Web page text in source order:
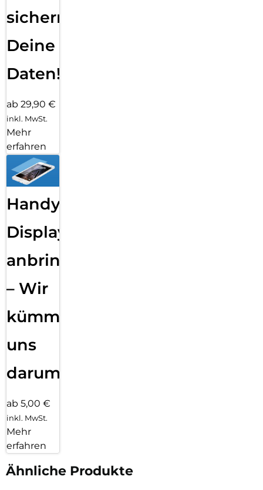
sichern
Deine
Daten!
ab 29,90 €
inkl. MwSt.
Mehr
erfahren
Handy
Displayfolie
anbringen
– Wir
kümmern
uns
darum!
ab 5,00 €
inkl. MwSt.
Mehr
erfahren
Ähnliche Produkte